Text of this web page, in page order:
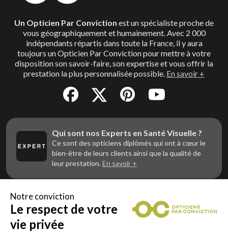
Un Opticien Par Conviction est un spécialiste proche de
vous géographiquement et humainement. Avec 2 000
indépendants répartis dans toute la France, il y aura
toujours un Opticien Par Conviction pour mettre à votre
disposition son savoir-faire, son expertise et vous offrir la
prestation la plus personnalisée possible. En savoir +
Qui sont nos Experts en Santé Visuelle ?
Ce sont des opticiens diplômés qui ont à cœur le
bien-être de leurs clients ainsi que la qualité de
leur prestation. En savoir +
Vous êtes un professionnel de la vue et
vous souhaitez nous rejoindre ?
Contactez Alliance Optic, la centrale d’achats et
Notre conviction
Le respect de votre
vie privée